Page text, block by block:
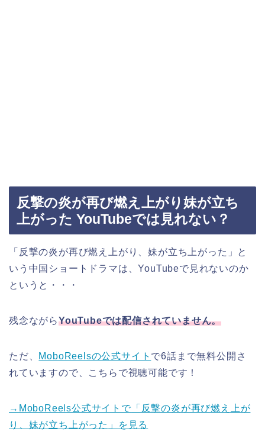
反撃の炎が再び燃え上がり妹が立ち
上がった YouTubeでは見れない？
「反撃の炎が再び燃え上がり、妹が立ち上がった」 と
いう中国ショートドラマは、YouTubeで見れないのか
というと・・・
残念ながらYouTubeでは配信されていません。
ただ、 MoboReelsの公式サイト で6話まで無料公開さ
れていますので、こちらで視聴可能です！
→MoboReels公式サイトで「反撃の炎が再び燃え上が
り、妹が立ち上がった」
を見る